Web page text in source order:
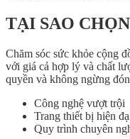
TẠI SAO
Chăm sóc sức khỏe cộng
với giá cả hợp lý và chất
quyền và không ngừng
Công nghệ vượt trội
Trang thiết bị hiện
Quy trình chuyên